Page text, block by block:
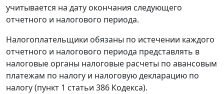
учитывается на дату окончания следующего
отчетного и налогового периода.
Налогоплательщики обязаны по истечении каждого
отчетного и налогового периода представлять в
налоговые органы налоговые расчеты по авансовым
платежам по налогу и налоговую декларацию по
налогу (пункт 1 статьи 386 Кодекса).